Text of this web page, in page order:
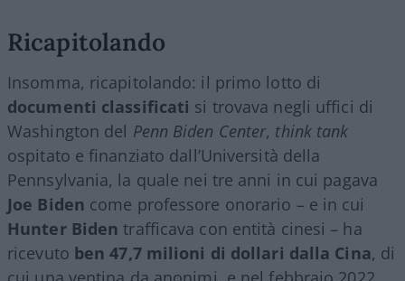
Ricapitolando
Insomma, ricapitolando: il primo lotto di
documenti classificati si trovava negli uffici di
Washington del Penn Biden Center, think tank
ospitato e finanziato dall’Università della
Pennsylvania, la quale nei tre anni in cui pagava
Joe Biden come professore onorario – e in cui
Hunter Biden trafficava con entità cinesi – ha
ricevuto ben 47,7 milioni di dollari dalla Cina, di